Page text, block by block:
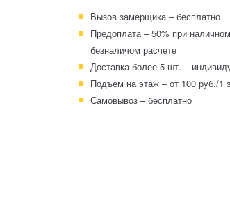
Вызов замерщика – бесплатно
Предоплата – 50% при
безналичом расчете
Доставка более 5 шт. –
Подъем на этаж – от 100 руб./1
Самовывоз – бесплатно